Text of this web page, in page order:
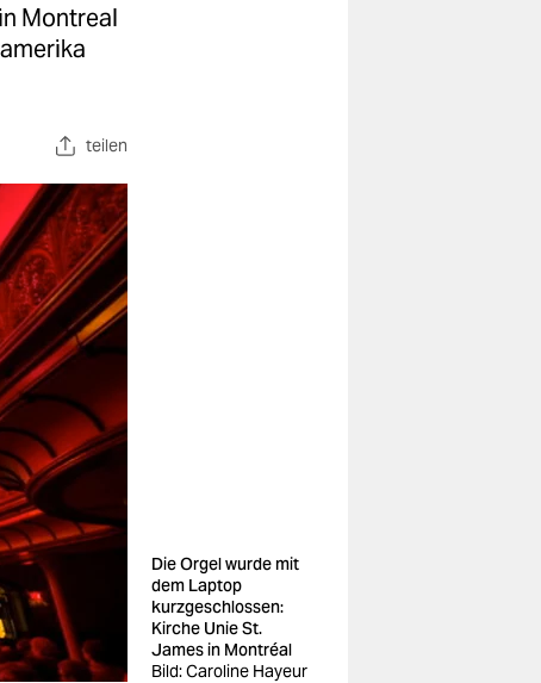
Montreal
teilen
Die Orgel wurde mit
dem Laptop
kurzgeschlossen:
Kirche Unie St.
James in Montréal
Bild: Caroline Hayeur